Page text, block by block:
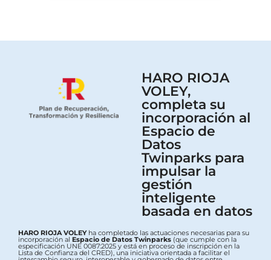
HARO RIOJA
VOLEY,
completa su
incorporación al
Espacio de
Datos
Twinparks para
impulsar la
gestión
inteligente
basada en datos
HARO RIOJA VOLEYha completado las actuaciones necesarias para su
incorporación al Espacio de Datos Twinparks (que cumple con la
especificación UNE 0087:2025 y está en proceso de inscripción en la
Lista de Confianza del CRED), una iniciativa orientada a facilitar el